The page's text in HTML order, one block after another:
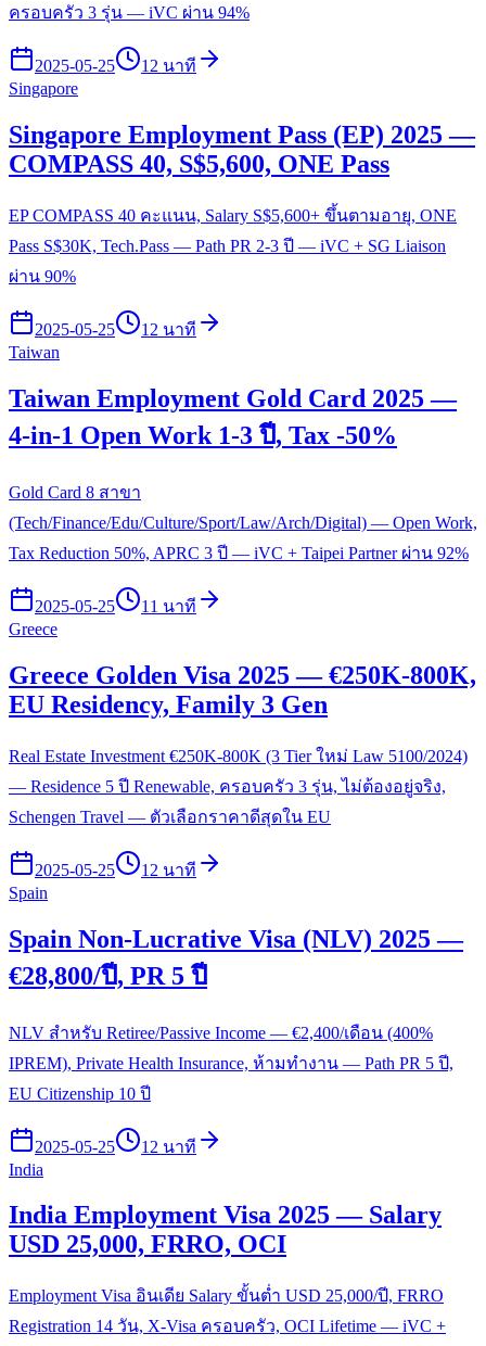
ครอบครัว 3 รุ่น — iVC ผ่าน 94%
2025-05-25
12 นาที
Singapore
Singapore Employment Pass (EP) 2025 —
COMPASS 40, S$5,600, ONE Pass
EP COMPASS 40 คะแนน, Salary S$5,600+ ขึ้นตามอายุ, ONE
Pass S$30K, Tech.Pass — Path PR 2-3 ปี — iVC + SG Liaison
ผ่าน 90%
2025-05-25
12 นาที
Taiwan
Taiwan Employment Gold Card 2025 —
4-in-1 Open Work 1-3 ปี, Tax -50%
Gold Card 8 สาขา
(Tech/Finance/Edu/Culture/Sport/Law/Arch/Digital) — Open Work,
Tax Reduction 50%, APRC 3 ปี — iVC + Taipei Partner ผ่าน 92%
2025-05-25
11 นาที
Greece
Greece Golden Visa 2025 — €250K-800K,
EU Residency, Family 3 Gen
Real Estate Investment €250K-800K (3 Tier ใหม่ Law 5100/2024)
— Residence 5 ปี Renewable, ครอบครัว 3 รุ่น, ไม่ต้องอยู่จริง,
Schengen Travel — ตัวเลือกราคาดีสุดใน EU
2025-05-25
12 นาที
Spain
Spain Non-Lucrative Visa (NLV) 2025 —
€28,800/ปี, PR 5 ปี
NLV สำหรับ Retiree/Passive Income — €2,400/เดือน (400%
IPREM), Private Health Insurance, ห้ามทำงาน — Path PR 5 ปี,
EU Citizenship 10 ปี
2025-05-25
12 นาที
India
India Employment Visa 2025 — Salary
USD 25,000, FRRO, OCI
Employment Visa อินเดีย Salary ขั้นต่ำ USD 25,000/ปี, FRRO
Registration 14 วัน, X-Visa ครอบครัว, OCI Lifetime — iVC +